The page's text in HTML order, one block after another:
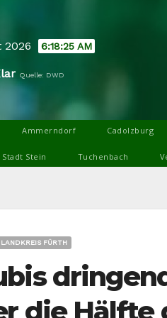
2026 6:18:26 AM
Quelle: DWD
Ammerndorf Cadolzburg
Stadt Stein Tuchenbach
LANDKREIS FÜRTH